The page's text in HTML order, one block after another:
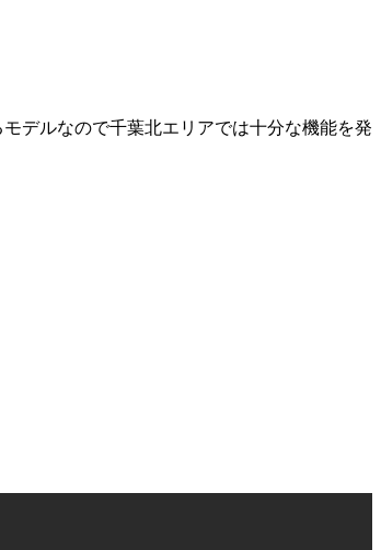
デルなので千葉北エリアでは十分な機能を発